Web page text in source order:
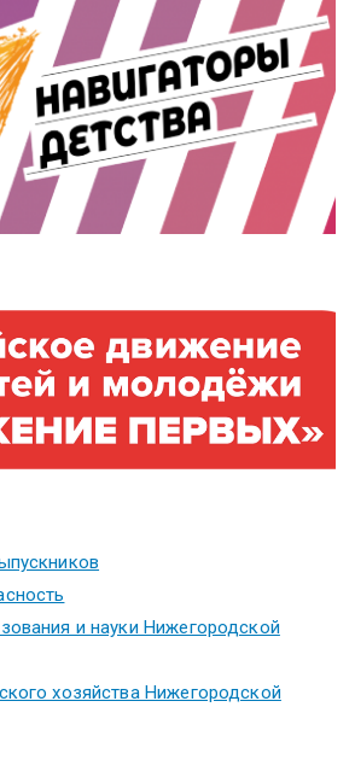
и науки Нижегородской
хозяйства Нижегородской